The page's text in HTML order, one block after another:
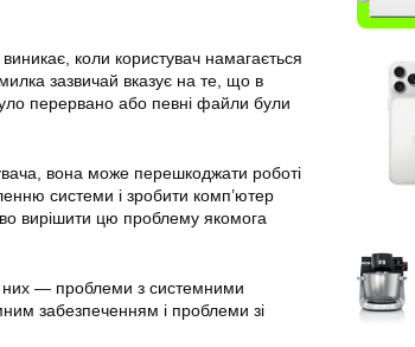
коли користувач намагається
зазвичай вказує на те, що в
перервано або певні файли були
вона може перешкоджати роботі
системи і зробити комп’ютер
вирішити цю проблему якомога
них — проблеми з системними
забезпеченням і проблеми зі